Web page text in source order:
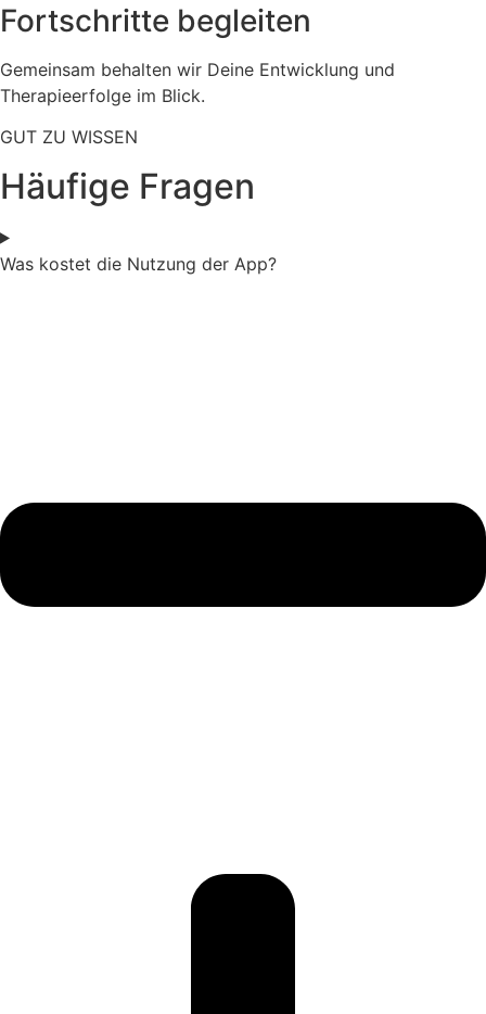
Fortschritte begleiten
Gemeinsam behalten wir Deine Entwicklung und
Therapieerfolge im Blick.
GUT ZU WISSEN
Häufige Fragen
Was kostet die Nutzung der App?